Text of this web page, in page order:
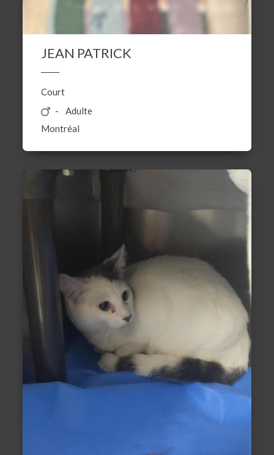
JEAN PATRICK
Court
Adulte
Montréal